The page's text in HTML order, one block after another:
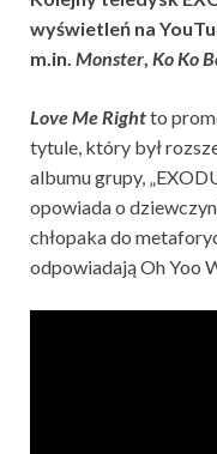
wyświetleń na
m.in. Monster, Ko Ko
Love Me Rightto
tytule, który był
albumu grupy,
opowiada o
chłopaka do
odpowiadają Oh Yoo